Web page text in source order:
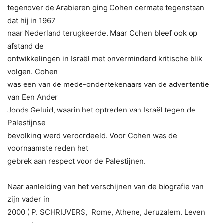
tegenover de Arabieren ging Cohen dermate tegenstaan
dat hij in 1967
naar Nederland terugkeerde. Maar Cohen bleef ook op
afstand de
ontwikkelingen in Israël met onverminderd kritische blik
volgen. Cohen
was een van de mede-ondertekenaars van de advertentie
van Een Ander
Joods Geluid, waarin het optreden van Israël tegen de
Palestijnse
bevolking werd veroordeeld. Voor Cohen was de
voornaamste reden het
gebrek aan respect voor de Palestijnen.
Naar aanleiding van het verschijnen van de biografie van
zijn vader in
2000 ( P. SCHRIJVERS, Rome, Athene, Jeruzalem. Leven